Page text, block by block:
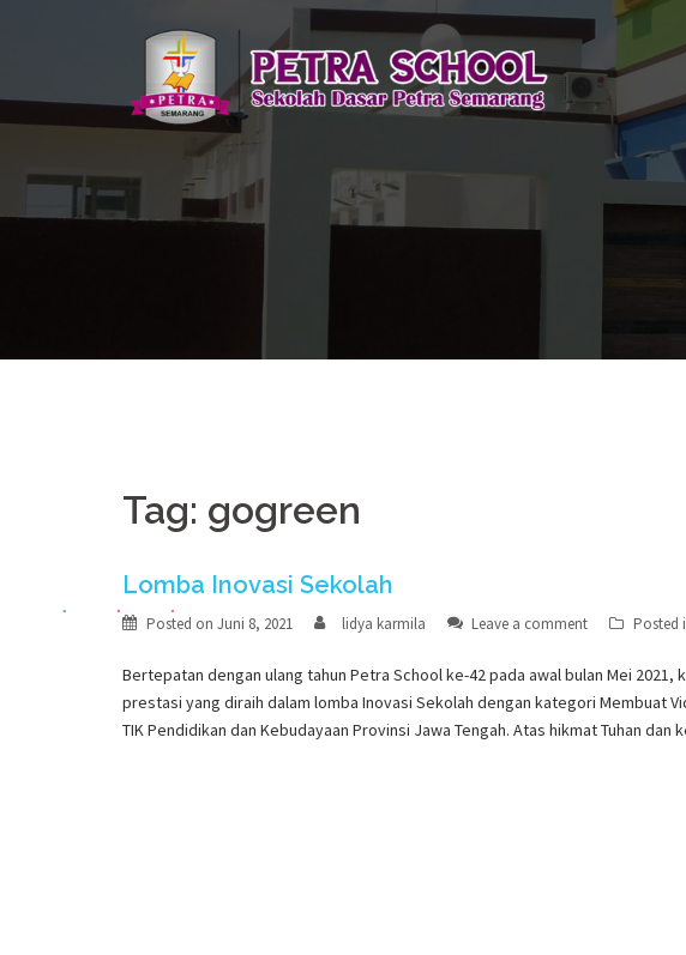
Tag: gogreen
Lomba Inovasi Sekolah
Posted on Juni 8, 2021 lidya karmila Leave a comment Posted
Bertepatan dengan ulang tahun Petra School ke-42 pada awal bulan Mei
prestasi yang diraih dalam lomba Inovasi Sekolah dengan kategori Membuat
TIK Pendidikan dan Kebudayaan Provinsi Jawa Tengah. Atas hikmat Tuhan